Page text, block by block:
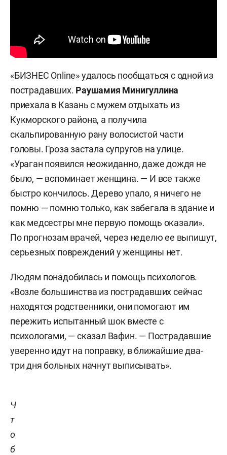
«БИЗНЕС Online» удалось пообщаться с одной из
пострадавших. Раушамия Минигуллина
приехала в Казань с мужем отдыхать из
Кукморского района, а получила
скальпированную рану волосистой части
головы. Гроза застала супругов на улице.
«Ураган появился неожиданно, даже дождя не
было, — вспоминает женщина. — И все также
быстро кончилось. Дерево упало, я ничего не
помню — помню только, как забегала в здание и
как медсестры мне первую помощь оказали».
По прогнозам врачей, через неделю ее выпишут,
серьезных повреждений у женщины нет.
Людям понадобилась и помощь психологов.
«Возле большинства из пострадавших сейчас
находятся родственники, они помогают им
пережить испытанный шок вместе с
психологами, — сказал Вафин. — Пострадавшие
уверенно идут на поправку, в ближайшие два-
три дня больных начнут выписывать».
Ч
т
о
б